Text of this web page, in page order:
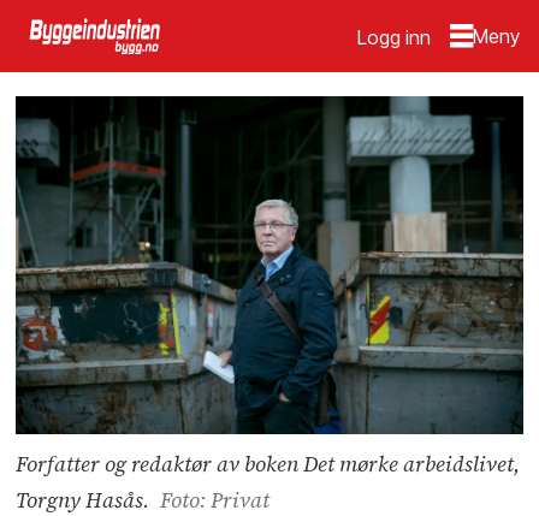
Logg inn
Forfatter og redaktør av boken Det mørke arbeidslivet,
Torgny Hasås. Foto: Privat